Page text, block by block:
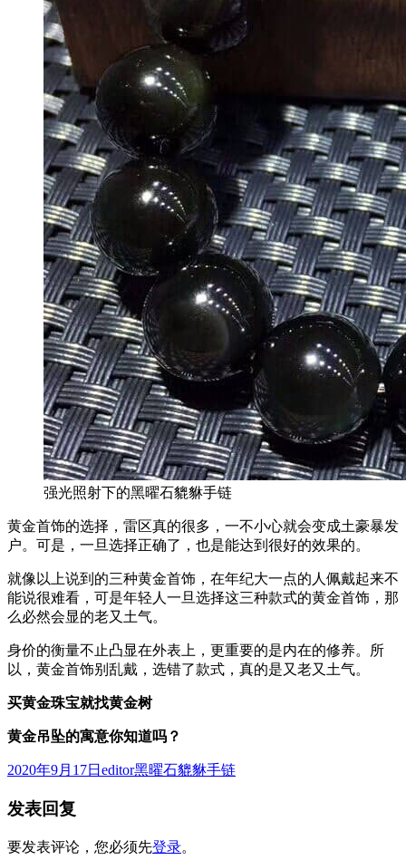
强光照射下的黑曜石貔貅手链
黄金首饰的选择，雷区真的很多，一不小心就会变成土豪暴发
户。可是，一旦选择正确了，也是能达到很好的效果的。
就像以上说到的三种黄金首饰，在年纪大一点的人佩戴起来不
能说很难看，可是年轻人一旦选择这三种款式的黄金首饰，那
么必然会显的老又土气。
身价的衡量不止凸显在外表上，更重要的是内在的修养。所
以，黄金首饰别乱戴，选错了款式，真的是又老又土气。
买黄金珠宝就找黄金树
黄金吊坠的寓意你知道吗？
发
于
2020年9月17日 作
editor分
黑曜石貔貅手链
发表回复
要发表评论，您必须先登录。